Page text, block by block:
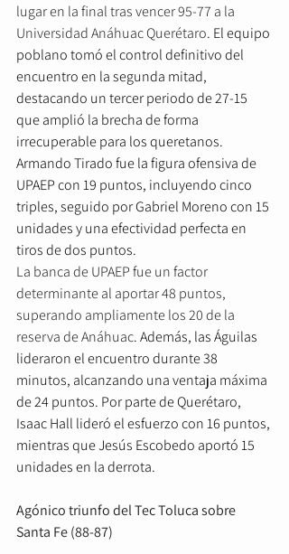
lugar en la final tras vencer 95-77 a la
Universidad Anáhuac Querétaro. El equipo
poblano tomó el control definitivo del
encuentro en la segunda mitad,
destacando un tercer periodo de 27-15
que amplió la brecha de forma
irrecuperable para los queretanos.
Armando Tirado fue la figura ofensiva de
UPAEP con 19 puntos, incluyendo cinco
triples, seguido por Gabriel Moreno con 15
unidades y una efectividad perfecta en
tiros de dos puntos.
La banca de UPAEP fue un factor
determinante al aportar 48 puntos,
superando ampliamente los 20 de la
reserva de Anáhuac. Además, las Águilas
lideraron el encuentro durante 38
minutos, alcanzando una ventaja máxima
de 24 puntos. Por parte de Querétaro,
Isaac Hall lideró el esfuerzo con 16 puntos,
mientras que Jesús Escobedo aportó 15
unidades en la derrota.
Agónico triunfo del Tec Toluca sobre
Santa Fe (88-87)